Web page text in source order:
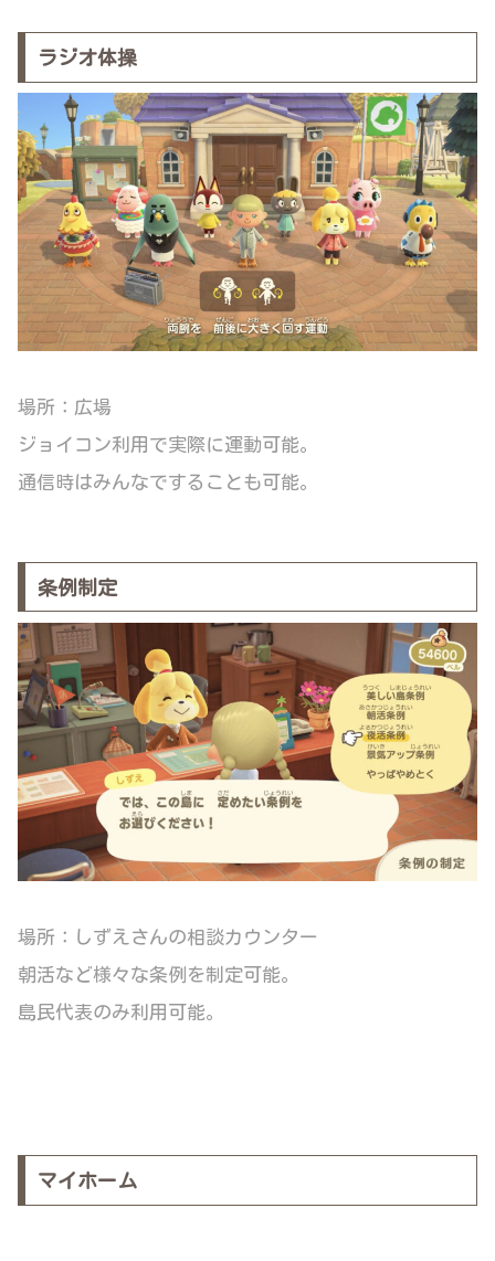
ラジオ体操
場所：広場
ジョイコン利用で実際に運動可能。
通信時はみんなですることも可能。
条例制定
場所：しずえさんの相談カウンター
朝活など様々な条例を制定可能。
島民代表のみ利用可能。
マイホーム